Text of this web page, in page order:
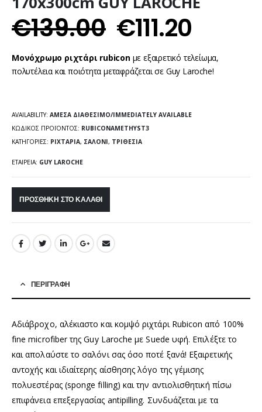
€139.00 €111.20
Μονόχρωμο ριχτάρι rubicon με εξαιρετικό τελείωμα,
πολυτέλεια και ποιότητα μεταφράζεται σε Guy Laroche!
AVAILABILITY: ΆΜΕΣΑ ΔΙΑΘΈΣΙΜΟ/IMMEDIATELY AVAILABLE
ΚΩΔΙΚΌΣ ΠΡΟΪΌΝΤΟΣ: RUBICONAMETHYST3
ΚΑΤΗΓΟΡΊΕΣ: ΡΙΧΤΆΡΙΑ, ΣΑΛΌΝΙ, ΤΡΙΘΈΣΙΑ
ΕΤΑΙΡΕΊΑ: GUY LAROCHE
ΠΡΟΣΘΉΚΗ ΣΤΟ ΚΑΛΆΘΙ
ΠΕΡΙΓΡΑΦΉ
Αδιάβροχο, αλέκιαστο και κομψό ριχτάρι Rubicon από 100%
fine microfiber της Guy Laroche με Suede υφή. Επιλέξτε το
και απολαύστε το σαλόνι σας όσο ποτέ ξανά! Εξαιρετικής
αντοχής και ιδιαίτερης αίσθησης λόγο της γέμισης
πολυεστέρας (sponge filling) και την αντιολισθητική πίσω
επιφάνεια επεξεργασίας antipilling. Συνδυάζεται με τα